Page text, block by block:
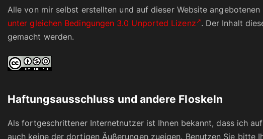
Alle von mir selbst erstellten und auf dieser Website
unter gleichen Bedingungen 3.0 Unported Lizenz . Der Inhalt
gemacht werden.
Haftungsausschluss und andere Floskeln
Als fortgeschrittener Internetnutzer ist Ihnen bekannt, dass ich
auch keine der dortigen Äußerungen zueigen. Benutzen Sie